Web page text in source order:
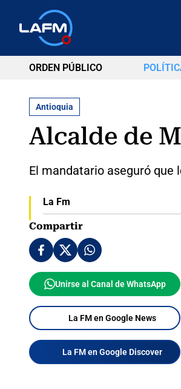
ORDEN PÚBLICO
Antioquia
Alcalde de
El mandatario aseguró que
La Fm
Compartir
Unirse al Canal de WhatsApp
La FM en Google News
La FM en Google Discover